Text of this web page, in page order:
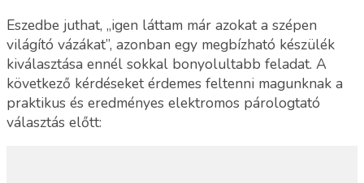
Eszedbe juthat, „igen láttam már azokat a szépen
világító vázákat”, azonban egy megbízható készülék
kiválasztása ennél sokkal bonyolultabb feladat. A
következő kérdéseket érdemes feltenni magunknak a
praktikus és eredményes elektromos párologtató
választás előtt: